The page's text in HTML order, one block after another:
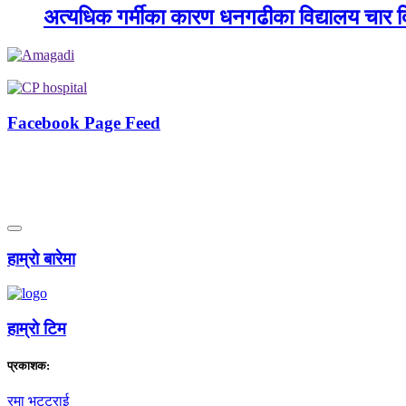
अत्यधिक गर्मीका कारण धनगढीका विद्यालय चार
Facebook Page Feed
हाम्राे बारेमा
हाम्राे टिम
प्रकाशक:
रमा भट्टराई